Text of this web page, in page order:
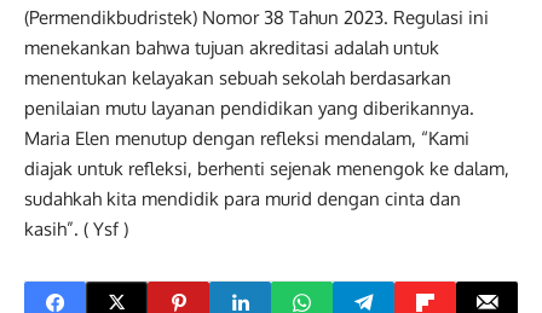
(Permendikbudristek) Nomor 38 Tahun 2023. Regulasi ini
menekankan bahwa tujuan akreditasi adalah untuk
menentukan kelayakan sebuah sekolah berdasarkan
penilaian mutu layanan pendidikan yang diberikannya.
Maria Elen menutup dengan refleksi mendalam, “Kami
diajak untuk refleksi, berhenti sejenak menengok ke dalam,
sudahkah kita mendidik para murid dengan cinta dan
kasih”. ( Ysf )